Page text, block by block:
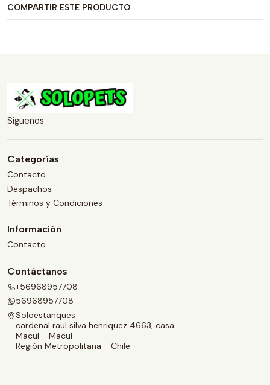
COMPARTIR ESTE PRODUCTO
Síguenos
Categorías
Contacto
Despachos
Términos y Condiciones
Información
Contacto
Contáctanos
+56968957708
56968957708
Soloestanques
cardenal raul silva henriquez 4663, casa
Macul - Macul
Región Metropolitana - Chile